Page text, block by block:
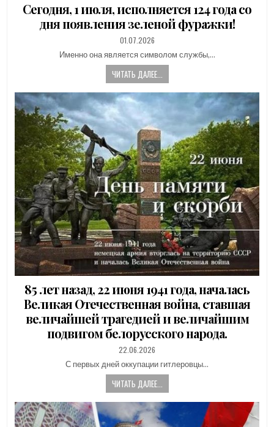
Сегодня, 1 июля, исполняется 124 года со
дня появления зеленой фуражки!
PUBLISHED
DATE:
01.07.2026
Именно она является символом службы,…
ЧИТАТЬ ДАЛЕЕ...
85 лет назад, 22 июня 1941 года, началась
Великая Отечественная война, ставшая
величайшей трагедией и величайшим
подвигом белорусского народа.
PUBLISHED
DATE:
22.06.2026
С первых дней оккупации гитлеровцы…
ЧИТАТЬ ДАЛЕЕ...